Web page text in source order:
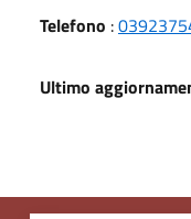
Telefono :
Ultimo